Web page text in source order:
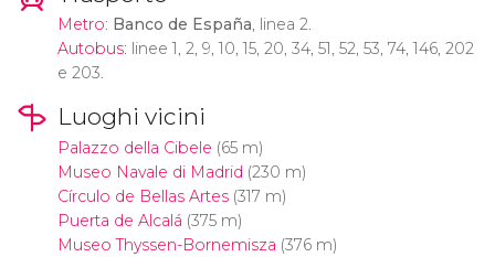
Metro: Banco de España, linea 2.
Autobus: linee 1, 2, 9, 10, 15, 20, 34, 51, 52, 53, 74, 146, 202
e 203.
Luoghi vicini
Palazzo della Cibele (65 m)
Museo Navale di Madrid (230 m)
Círculo de Bellas Artes(317 m)
Puerta de Alcalá (375 m)
Museo Thyssen-Bornemisza (376 m)